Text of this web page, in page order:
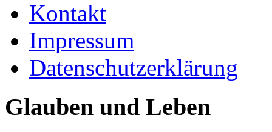
Kontakt
Impressum
Datenschutzerklärung
Glauben und Leben